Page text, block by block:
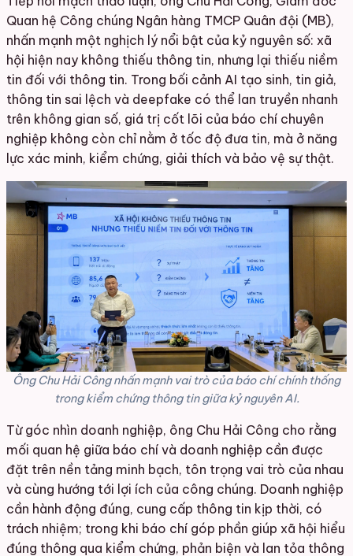
Quan hệ Công chúng Ngân hàng TMCP Quân đội (MB),
nhấn mạnh một nghịch lý nổi bật của kỷ nguyên số: xã
hội hiện nay không thiếu thông tin, nhưng lại thiếu niềm
tin đối với thông tin. Trong bối cảnh AI tạo sinh, tin giả,
thông tin sai lệch và deepfake có thể lan truyền nhanh
trên không gian số, giá trị cốt lõi của báo chí chuyên
nghiệp không còn chỉ nằm ở tốc độ đưa tin, mà ở năng
lực xác minh, kiểm chứng, giải thích và bảo vệ sự thật.
Ông Chu Hải Công nhấn mạnh vai trò của báo chí chính thống
trong kiểm chứng thông tin giữa kỷ nguyên AI.
Từ góc nhìn doanh nghiệp, ông Chu Hải Công cho rằng
mối quan hệ giữa báo chí và doanh nghiệp cần được
đặt trên nền tảng minh bạch, tôn trọng vai trò của nhau
và cùng hướng tới lợi ích của công chúng. Doanh nghiệp
cần hành động đúng, cung cấp thông tin kịp thời, có
trách nhiệm; trong khi báo chí góp phần giúp xã hội hiểu
đúng thông qua kiểm chứng, phản biện và lan tỏa thông